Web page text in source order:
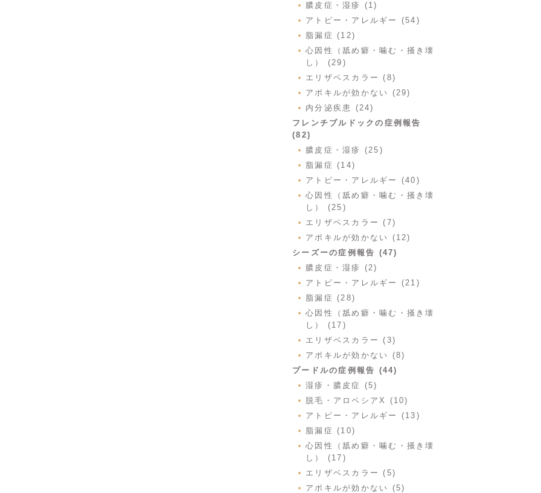
膿皮症・湿疹 (1)
アトピー・アレルギー (54)
脂漏症 (12)
心因性（舐め癖・噛む・掻き壊
し） (29)
エリザベスカラー (8)
アポキルが効かない (29)
内分泌疾患 (24)
フレンチブルドックの症例報告
(82)
膿皮症・湿疹 (25)
脂漏症 (14)
アトピー・アレルギー (40)
心因性（舐め癖・噛む・掻き壊
し） (25)
エリザベスカラー (7)
アポキルが効かない (12)
シーズーの症例報告 (47)
膿皮症・湿疹 (2)
アトピー・アレルギー (21)
脂漏症 (28)
心因性（舐め癖・噛む・掻き壊
し） (17)
エリザベスカラー (3)
アポキルが効かない (8)
プードルの症例報告 (44)
湿疹・膿皮症 (5)
脱毛・アロペシアX (10)
アトピー・アレルギー (13)
脂漏症 (10)
心因性（舐め癖・噛む・掻き壊
し） (17)
エリザベスカラー (5)
アポキルが効かない (5)